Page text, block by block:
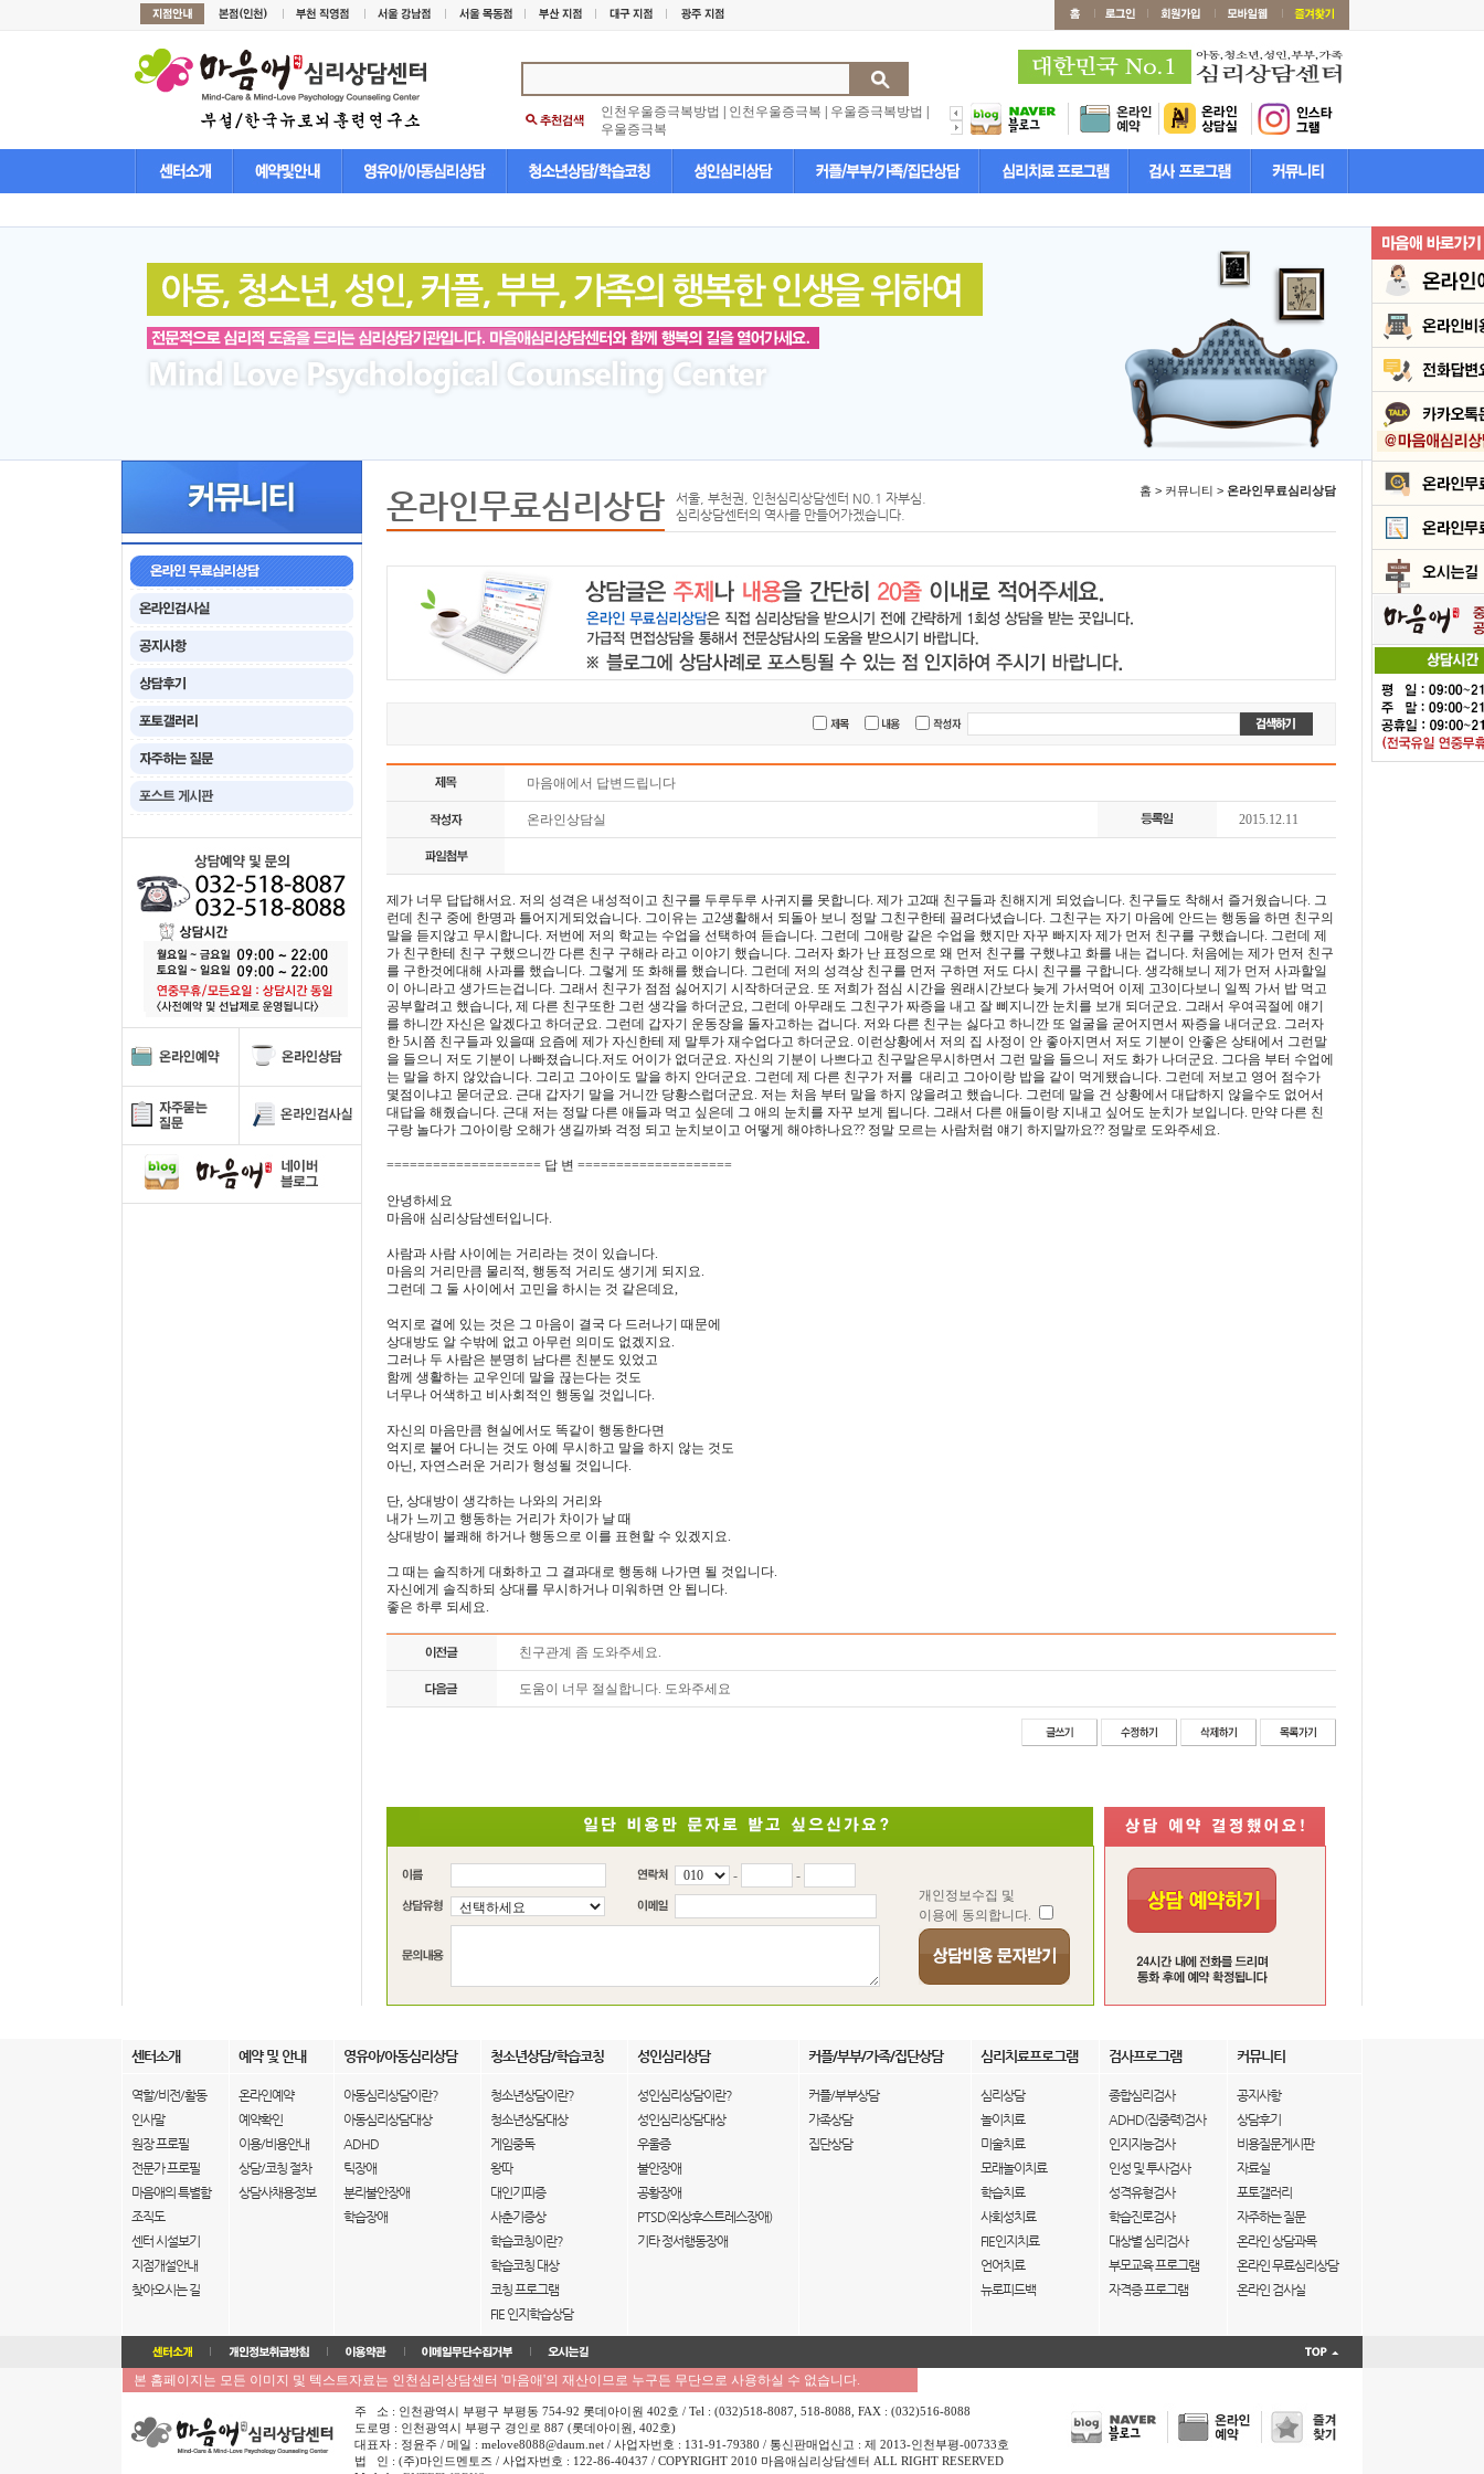
인천우울증극복방법 인천우울증극복 우울증극복방법
우울증극복
온라인무료심리상담
서울, 부천권, 인천심리상담센터 N0.1 자부심.
심리상담센터의 역사를 만들어가겠습니다.
홈 > 커뮤니티 > 온라인무료심리상담
마음애에서 답변드립니다
온라인상담실 2015.12.11
제가 너무 답답해서요. 저의 성격은 내성적이고 친구를 두루두루 사귀지를 못합니다. 제가 고2때 친구들과 친해지게 되었습니다. 친구들도 착해서 즐거웠습니다. 그
런데 친구 중에 한명과 틀어지게되었습니다. 그이유는 고2생활해서 되돌아 보니 정말 그친구한테 끌려다녔습니다. 그친구는 자기 마음에 안드는 행동을 하면 친구의
말을 듣지않고 무시합니다. 저번에 저의 학교는 수업을 선택하여 듣습니다. 그런데 그애랑 같은 수업을 했지만 자꾸 빠지자 제가 먼저 친구를 구했습니다. 그런데 제
가 친구한테 친구 구했으니깐 다른 친구 구해라 라고 이야기 했습니다. 그러자 화가 난 표정으로 왜 먼저 친구를 구했냐고 화를 내는 겁니다. 처음에는 제가 먼저 친구
를 구한것에대해 사과를 했습니다. 그렇게 또 화해를 했습니다. 그런데 저의 성격상 친구를 먼저 구하면 저도 다시 친구를 구합니다. 생각해보니 제가 먼저 사과할일
이 아니라고 생가드는겁니다. 그래서 친구가 점점 싫어지기 시작하더군요. 또 저희가 점심 시간을 원래시간보다 늦게 가서먹어 이제 고3이다보니 일찍 가서 밥 먹고
공부할려고 했습니다, 제 다른 친구또한 그런 생각을 하더군요, 그런데 아무래도 그친구가 짜증을 내고 잘 삐지니깐 눈치를 보개 되더군요. 그래서 우여곡절에 얘기
를 하니깐 자신은 알겠다고 하더군요. 그런데 갑자기 운동장을 돌자고하는 겁니다. 저와 다른 친구는 싫다고 하니깐 또 얼굴을 굳어지면서 짜증을 내더군요. 그러자
한 5시쯤 친구들과 있을때 요즘에 제가 자신한테 제 말투가 재수업다고 하더군요. 이런상황에서 저의 집 사정이 안 좋아지면서 저도 기분이 안좋은 상태에서 그런말
을 들으니 저도 기분이 나빠졌습니다.저도 어이가 없더군요. 자신의 기분이 나쁘다고 친구말은무시하면서 그런 말을 들으니 저도 화가 나더군요. 그다음 부터 수업에
는 말을 하지 않았습니다. 그리고 그아이도 말을 하지 안더군요. 그런데 제 다른 친구가 저를 대리고 그아이랑 밥을 같이 먹게됐습니다. 그런데 저보고 영어 점수가
몇점이냐고 묻더군요. 근대 갑자기 말을 거니깐 당황스럽더군요. 저는 처음 부터 말을 하지 않을려고 했습니다. 그런데 말을 건 상황에서 대답하지 않을수도 없어서
대답을 해줬습니다. 근대 저는 정말 다른 애들과 먹고 싶은데 그 애의 눈치를 자꾸 보게 됩니다. 그래서 다른 애들이랑 지내고 싶어도 눈치가 보입니다. 만약 다른 친
구랑 놀다가 그아이랑 오해가 생길까봐 걱정 되고 눈치보이고 어떻게 해야하나요?? 정말 모르는 사람처럼 얘기 하지말까요?? 정말로 도와주세요.
==================== 답 변 ====================
안녕하세요
마음애 심리상담센터입니다.
사람과 사람 사이에는 거리라는 것이 있습니다.
마음의 거리만큼 물리적, 행동적 거리도 생기게 되지요.
그런데 그 둘 사이에서 고민을 하시는 것 같은데요,
억지로 곁에 있는 것은 그 마음이 결국 다 드러나기 때문에
상대방도 알 수밖에 없고 아무런 의미도 없겠지요.
그러나 두 사람은 분명히 남다른 친분도 있었고
함께 생활하는 교우인데 말을 끊는다는 것도
너무나 어색하고 비사회적인 행동일 것입니다.
자신의 마음만큼 현실에서도 똑같이 행동한다면
억지로 붙어 다니는 것도 아예 무시하고 말을 하지 않는 것도
아닌, 자연스러운 거리가 형성될 것입니다.
단, 상대방이 생각하는 나와의 거리와
내가 느끼고 행동하는 거리가 차이가 날 때
상대방이 불쾌해 하거나 행동으로 이를 표현할 수 있겠지요.
그 때는 솔직하게 대화하고 그 결과대로 행동해 나가면 될 것입니다.
자신에게 솔직하되 상대를 무시하거나 미워하면 안 됩니다.
좋은 하루 되세요.
친구관계 좀 도와주세요.
도움이 너무 절실합니다. 도와주세요
-
-
개인정보수집 및
이용에 동의합니다.
센터소개 예약 및 안내 영유아/아동심리상담 청소년상담/학습코칭 성인심리상담 커플/부부/가족/집단상담 심리치료프로그램 검사프로그램 커뮤니티
역할/비전/활동
인사말
원장 프로필
전문가 프로필
마음애의 특별함
조직도
센터 시설보기
지점개설안내
찾아오시는 길
온라인예약
예약확인
이용/비용안내
상담/코칭 절차
상담사채용정보
아동심리상담이란?
아동심리상담대상
ADHD
틱장애
분리불안장애
학습장애
청소년상담이란?
청소년상담대상
게임중독
왕따
대인기피증
사춘기증상
학습코칭이란?
학습코칭 대상
코칭 프로그램
FIE 인지학습상담
성인심리상담이란?
성인심리상담대상
우울증
불안장애
공황장애
PTSD(외상후스트레스장애)
기타 정서행동장애
커플/부부상담
가족상담
집단상담
심리상담
놀이치료
미술치료
모래놀이치료
학습치료
사회성치료
FIE인지치료
언어치료
뉴로피드백
종합심리검사
ADHD(집중력)검사
인지지능검사
인성 및 투사검사
성격유형검사
학습진로검사
대상별 심리검사
부모교육 프로그램
자격증 프로그램
공지사항
상담후기
비용질문게시판
자료실
포토갤러리
자주하는 질문
온라인 상담과목
온라인 무료심리상담
온라인 검사실
본 홈페이지는 모든 이미지 및 텍스트자료는 인천심리상담센터 '마음애'의 재산이므로 누구든 무단으로 사용하실 수 없습니다.
주 소 : 인천광역시 부평구 부평동 754-92 롯데아이원 402호 / Tel : (032)518-8087, 518-8088, FAX : (032)516-8088
도로명 : 인천광역시 부평구 경인로 887 (롯데아이원, 402호)
대표자 : 정윤주 / 메일 : melove8088@daum.net / 사업자번호 : 131-91-79380 / 통신판매업신고 : 제 2013-인천부평-00733호
법 인 : (주)마인드멘토즈 / 사업자번호 : 122-86-40437 / COPYRIGHT 2010 마음애심리상담센터 ALL RIGHT RESERVED